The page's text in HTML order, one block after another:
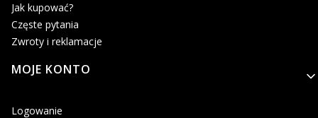
Jak kupować?
Częste pytania
Zwroty i reklamacje
MOJE KONTO
Logowanie